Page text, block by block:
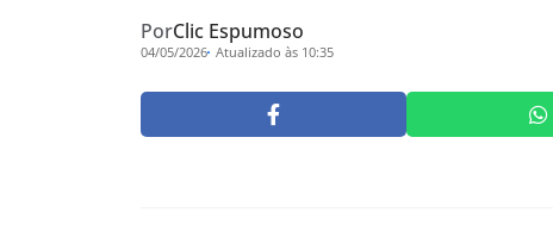
PorClic Espumoso
04/05/2026 Atualizado às 10:35